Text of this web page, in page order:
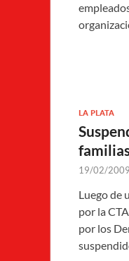
LA PLATA
19/02/2009
Luego de
por la
por los